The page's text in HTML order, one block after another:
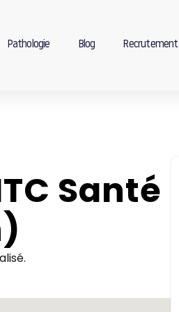
Pathologie Blog Recrutement
Santé